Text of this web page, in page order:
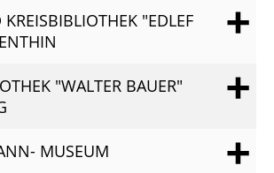
"EDLEF
"WALTER BAUER"
MUSEUM